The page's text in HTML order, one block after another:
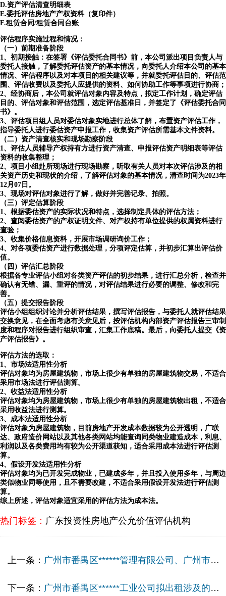
D.资产评估清查明细表
E.委托评估房地产产权资料（复印件）
F.租赁合同/租赁合同台账
评估程序实施过程和情况：
（一）前期准备阶段
1、初期接触：在签署《评估委托合同书》前，本公司派出项目负责人与
委托人接触，了解委托评估资产的基本情况，向委托人介绍本公司的基本
情况、评估程序以及对本项目的相关建议等，并就委托评估目的、评估范
围、评估收费以及委托人应提供的资料、如何协助工作等事项进行协商；
2、经协商后，本公司就评估对象内容及特点，拟定工作计划，确定评估
目的、评估对象和评估范围，选定评估基准日，并签定了《评估委托合同
书》。
3、评估项目组人员对委估对象实地进行总体了解，布置资产评估工作，
指导委托人进行委估资产申报工作，收集资产评估所需基本文件资料。
（二）资产清查核实和现场勘察阶段
1、评估人员辅导产权持有方进行资产清查、申报评估资产明细表等评估
资料的收集整理；
2、项目小组赴所现场进行现场勘察，听取有关人员对本次评估涉及的相
关资产历史和现状的介绍，了解评估对象的基本情况，清查时间为2023年
12月07日。
3、现场对评估对象进行了解，做好并完善记录、拍照。
（三）评定估算阶段
1、根据委估资产的实际状况和特点，选择制定具体的评估方法；
2、查阅委估资产的产权证明文件、对产权持有单位提供的权属资料进行
查验；
3、收集价格信息资料，开展市场调研询价工作；
4、对各项委估资产进行数据处理，分项评定估算，并初步汇算出评估价
值。
（四）评估汇总阶段
根据各专业评估小组对各类资产评估的初步结果，进行汇总分析，检查并
确认有无错、漏、重评的情况，对评估结果进行必要的调整、修改和完
善。
（五）提交报告阶段
评估小组组织讨论并分析评估结果，撰写评估报告，与委托人就评估结果
交换意见，在全面考虑有关意见后，按评估机构内部资产评估报告三审制
度和程序对报告进行组织审查，汇集工作底稿。最后，向委托人提交《资
产评估报告》。
评估方法的选取：
1、市场法适用性分析
评估对象均为房屋建筑物，市场上很少有单独的房屋建筑物交易，不适合
采用市场法进行评估测算。
2、收益法适用性分析
评估对象均为房屋建筑物，市场上很少有单独的房屋建筑物出租，不适合
采用收益法进行测算。
3、成本法适用性分析
评估对象为房屋建筑物，目前房地产开发成本数据较为公开透明，广联
达、政府造价网站以及其他各类网站均能查询同类物业建造成本，利息、
利润以及各类费用均有较为公开渠道获知，适合采用成本法进行评估测
算。
4、假设开发法适用性分析
评估对象均为已开发完成物业，已建成多年，并且投入使用多年，与周边
类似物业同等使用，且不需要改建，不适合采用假设开发法进行评估测
算。
综上所述，评估对象适宜采用的评估方法为成本法。
热门标签： 广东投资性房地产公允价值评估机构
上一条： 广州市番禺区******管理有限公司、广州市番禺区****开发总公司拟出租房地产涉及位于广州市番禺区沙头街****工业区内简易厂房（D幢）等2处工业用途房地产租金市场价值的资产评估报告
下一条： 广州市番禺区******工业公司拟出租涉及的位于广州市番禺区****街****工业区****路**号内可出租面积合计为143㎡的仓库用途房地产首年月租金市场价值资产评估报告